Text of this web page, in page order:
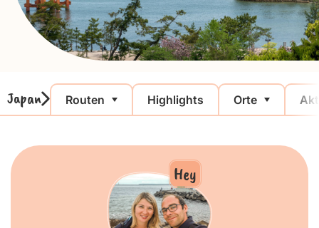
Japan Routen Highlights Orte
Hey